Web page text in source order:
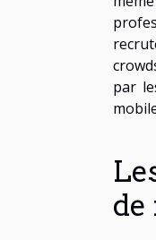
par